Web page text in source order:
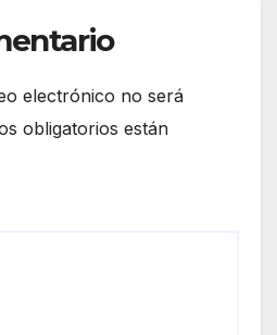
electrónico no será
obligatorios están